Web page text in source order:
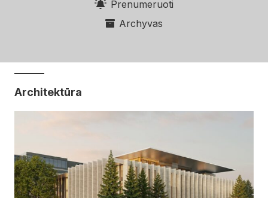
Prenumeruoti
Archyvas
Architektūra